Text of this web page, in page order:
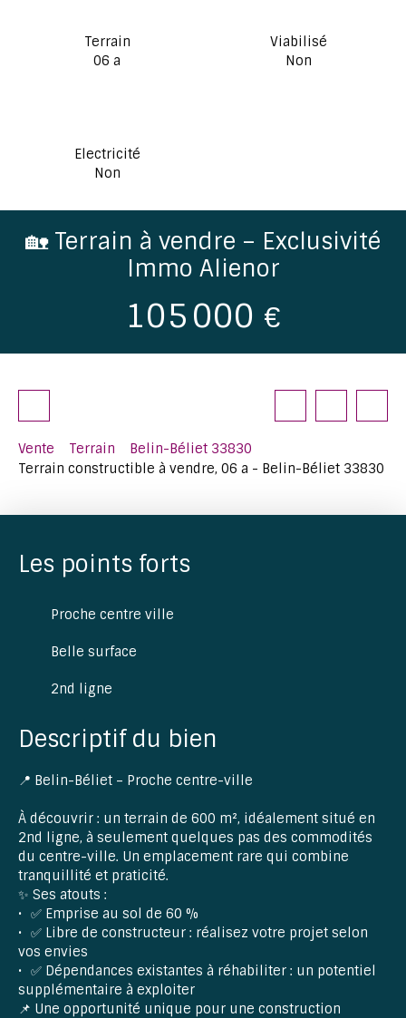
Terrain
06 a
Viabilisé
Non
Electricité
Non
🏡 Terrain à vendre – Exclusivité
Immo Alienor
105 000 €
Vente Terrain
Belin-Béliet 33830
Terrain constructible à vendre, 06 a - Belin-Béliet 33830
Les points forts
Proche centre ville
Belle surface
2nd ligne
Descriptif du bien
📍 Belin-Béliet – Proche centre-ville
À découvrir : un terrain de 600 m², idéalement situé en
2nd ligne, à seulement quelques pas des commodités
du centre-ville. Un emplacement rare qui combine
tranquillité et praticité.
✨ Ses atouts :
✅ Emprise au sol de 60 %
✅ Libre de constructeur : réalisez votre projet selon
vos envies
✅ Dépendances existantes à réhabiliter : un potentiel
supplémentaire à exploiter
📌 Une opportunité unique pour une construction